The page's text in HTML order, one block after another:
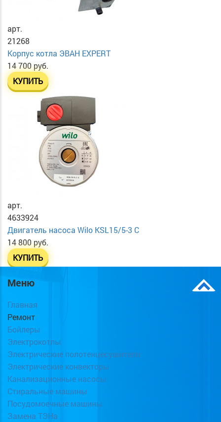
арт.
21268
Корпус котла ЭВАН EXPERT
14 700 руб.
КУПИТЬ
арт.
4633924
Двигатель насоса Wilo KSL15/5-3 C
14 800 руб.
КУПИТЬ
Меню
Главная
Ремонт
Бойлеры
Электрокотлы
Электрические полотенцесушители
Электрические конвекторы
Канализационные насосы
Стиральные машины
Посудомоечные машины
Замена ТЭНа